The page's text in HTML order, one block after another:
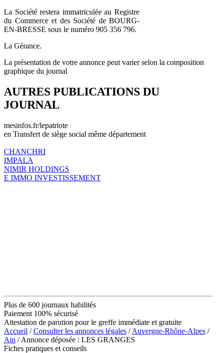
La Société restera immatriculée au Registre
du Commerce et des Société de BOURG-
EN-BRESSE sous le numéro 905 356 796.
La Gérance.
La présentation de votre annonce peut varier selon la composition
graphique du journal
AUTRES PUBLICATIONS DU
JOURNAL
mesinfos.fr/lepatriote
en Transfert de siège social même département
CHANCHRI
IMPALA
NIMIR HOLDINGS
E IMMO INVESTISSEMENT
Plus de 600 journaux habilités
Paiement 100% sécurisé
Attestation de parution pour le greffe immédiate et gratuite
Accueil /Consulter les annonces légales /Auvergne-Rhône-Alpes /
Ain / Annonce déposée : LES GRANGES
Fiches pratiques et conseils